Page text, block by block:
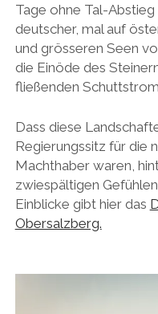
Tage ohne Tal-
deutscher, mal auf
und grösseren Seen
die Einöde des
fließenden
Dass diese
Regierungssitz für die
Machthaber waren,
zwiespältigen
Einblicke gibt hier das
Obersalzberg.